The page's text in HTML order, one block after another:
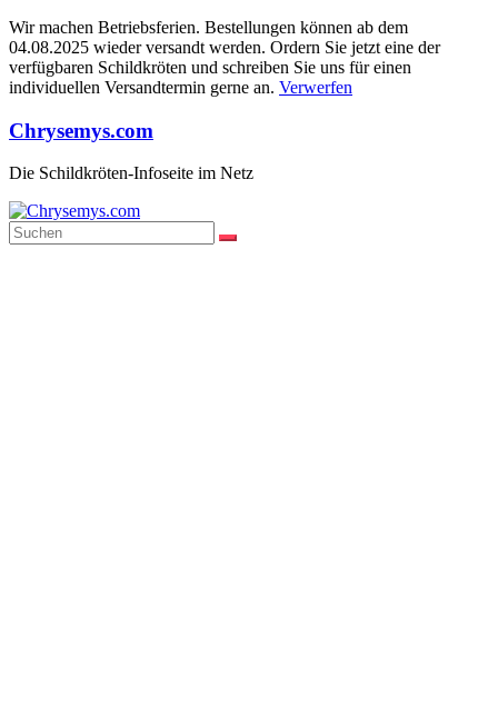
Wir machen Betriebsferien. Bestellungen können ab dem
04.08.2025 wieder versandt werden. Ordern Sie jetzt eine der
verfügbaren Schildkröten und schreiben Sie uns für einen
individuellen Versandtermin gerne an. Verwerfen
Zum
Inhalt
springen
Chrysemys.com
Die Schildkröten-Infoseite im Netz